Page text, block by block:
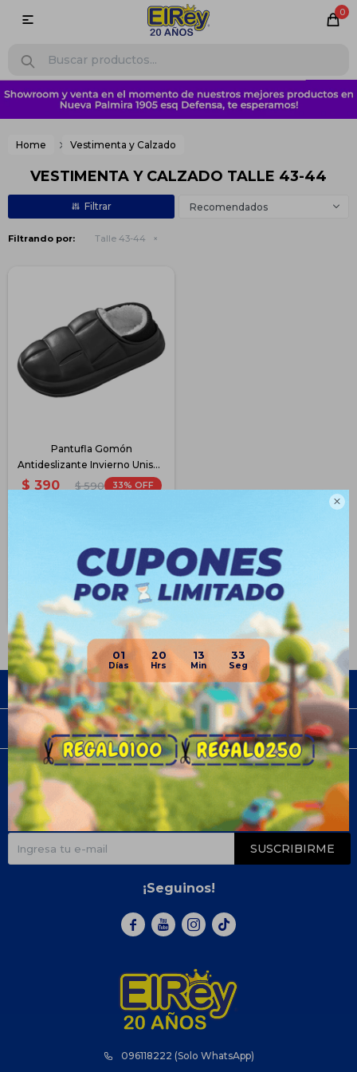

01 20 13 33
0

Home Vestimenta y Calzado
VESTIMENTA Y CALZADO TALLE 43-44
Recomendados
Filtrando por: Talle 43-44
Pantufla Gomón
Antideslizante Invierno Unisex
- Negro
$ 390 $ 590 33
$ 332
$ 351
Disponible PickUp
Disponible Envío
096118222 (Solo WhatsApp)
Empresa
Compra
Newsletter
¡Suscribite y recibí todas nuestras novedades!
SUSCRIBIRME
¡Seguinos!
  